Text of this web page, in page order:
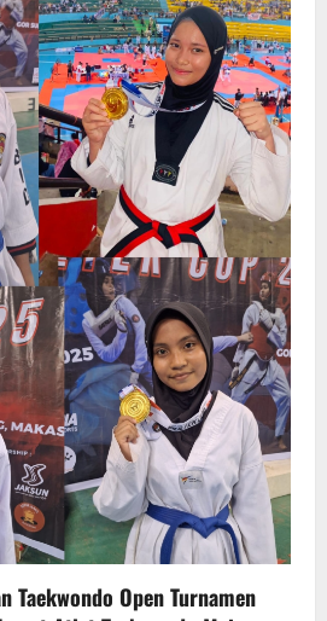
Taekwondo Open Turnamen